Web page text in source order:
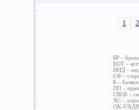
1 2
БР –
КОТ –
ИНД –
СФ –
Б –
ПП –
СВОБ –
ХС –
ОК-УЛ(ДВ)